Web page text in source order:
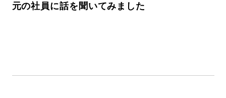
元の社員に話を聞いてみました